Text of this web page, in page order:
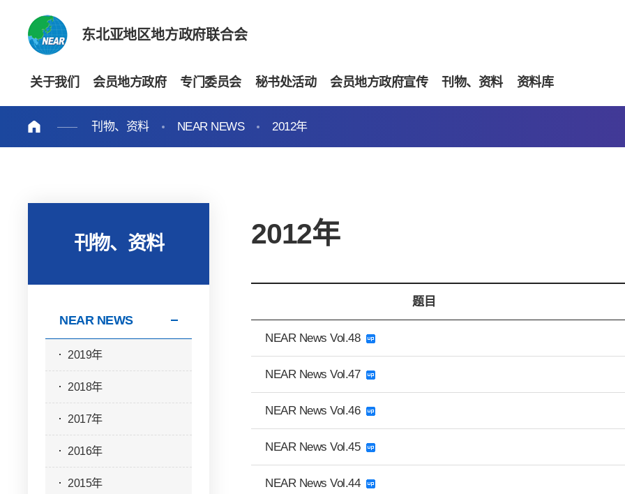
东北亚地区地方政府联合会
关于我们 会员地方政府 专门委员会 秘书处活动 会员地方政府宣传 刊物、资料 资料库
刊物、资料 NEAR NEWS 2012年
刊物、资料
NEAR NEWS
2019年
2018年
2017年
2016年
2015年
2012年
题目
NEAR News Vol.48
NEAR News Vol.47
NEAR News Vol.46
NEAR News Vol.45
NEAR News Vol.44